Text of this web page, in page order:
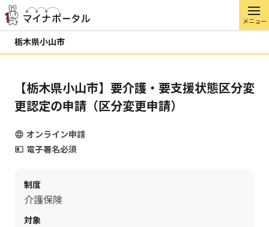
メニュー
栃木県小山市
【栃木県小山市】要介護・要支援状態区分変
更認定の申請（区分変更申請）
オンライン申請
電子署名必須
制度
介護保険
対象